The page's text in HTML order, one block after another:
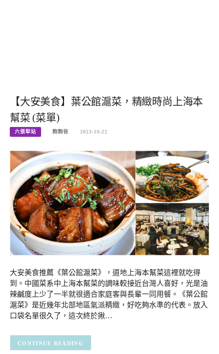
【大安美食】葉公館滬菜，精緻時尚上海本
幫菜 (菜單)
六張犁站 飽飽爸 2023-10-22
大安美食推薦《葉公館滬菜》，道地上海本幫菜這裡就吃得
到。中國菜系中上海本幫菜的調味較接近台灣人喜好，光是油
辣鹹度上少了一半就很適合家庭客與長輩一同用餐。《葉公館
滬菜》是近幾年北部地區氣派精緻，好吃夠水準的代表。放入
口袋名單很久了，這次終於揪…
CONTINUE READING